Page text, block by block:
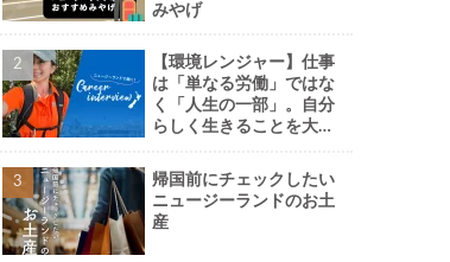
みやげ
【環境レンジャー】仕事
は「単なる労働」ではな
く「人生の一部」。自分
らしく生きることを大切
帰国前にチェックしたい
ニュージーランドのお土
産